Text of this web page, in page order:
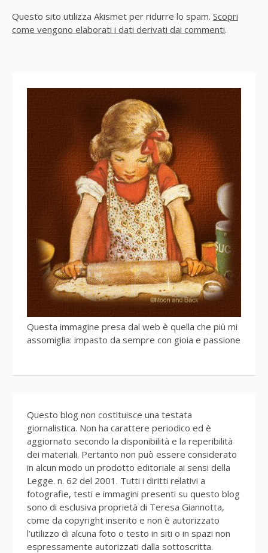
Questo sito utilizza Akismet per ridurre lo spam. Scopri
come vengono elaborati i dati derivati dai commenti.
Questa immagine presa dal web è quella che più mi
assomiglia: impasto da sempre con gioia e passione
Questo blog non costituisce una testata
giornalistica. Non ha carattere periodico ed è
aggiornato secondo la disponibilità e la reperibilità
dei materiali. Pertanto non può essere considerato
in alcun modo un prodotto editoriale ai sensi della
Legge. n. 62 del 2001. Tutti i diritti relativi a
fotografie, testi e immagini presenti su questo blog
sono di esclusiva proprietà di Teresa Giannotta,
come da copyright inserito e non è autorizzato
l’utilizzo di alcuna foto o testo in siti o in spazi non
espressamente autorizzati dalla sottoscritta.